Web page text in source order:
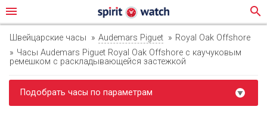
menu search
Швейцарские часы Audemars Piguet
Royal Oak Offshore
Часы Audemars Piguet Royal Oak Offshore с каучуковым
ремешком с раскладывающейся застежкой
Подобрать часы по параметрам